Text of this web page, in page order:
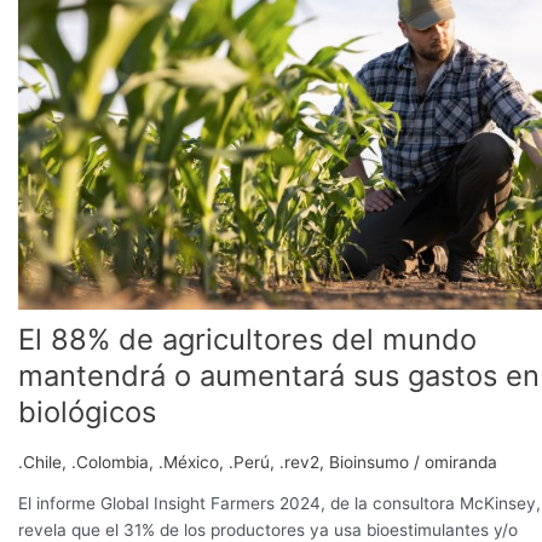
El 88% de agricultores del mundo
mantendrá o aumentará sus gastos en
biológicos
.Chile, .Colombia, .México, .Perú, .rev2, Bioinsumo / omiranda
El informe Global Insight Farmers 2024, de la consultora McKinsey,
revela que el 31% de los productores ya usa bioestimulantes y/o
de
agricultores
del
mundo
mantendrá
o
aumentará
sus
gastos
en
biológicos